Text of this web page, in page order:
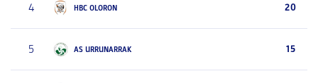
4 HBC OLORON 20
5 AS URRUNARRAK 15